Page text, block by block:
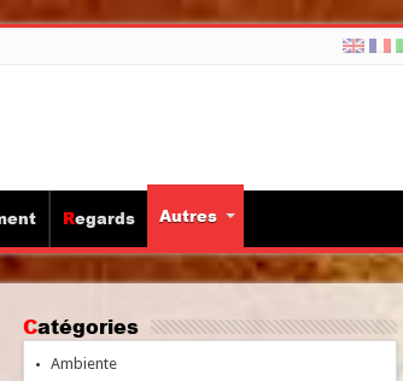
Regards Autres
Catégories
Ambiente